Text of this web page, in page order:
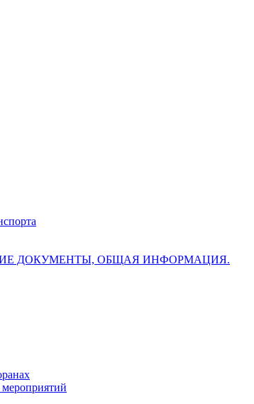
ДОКУМЕНТЫ, ОБЩАЯ ИНФОРМАЦИЯ.